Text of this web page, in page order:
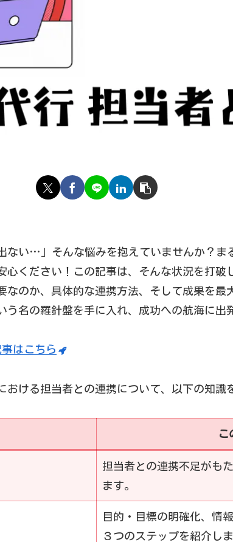
ない…」そんな悩みを抱えていませんか？
ください！この記事は、そんな状況を打
のか、具体的な連携方法、そして成果を
名の羅針盤を手に入れ、成功への航海に出
はこちら
ける担当者との連携について、以下の知識
こ
担当者との連携不足がも
ます。
目的・目標の明確化、情
３つのステップを紹介しま